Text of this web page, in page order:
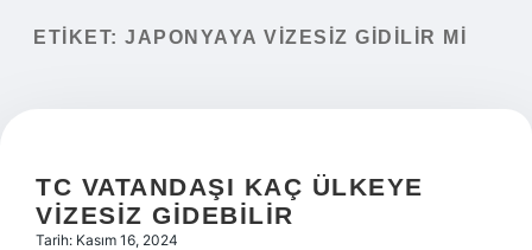
Yasal Uyarı
ETIKET: JAPONYAYA VIZESIZ GIDILIR MI
TC VATANDAŞI KAÇ ÜLKEYE
VIZESIZ GIDEBILIR
Tarih: Kasım 16, 2024